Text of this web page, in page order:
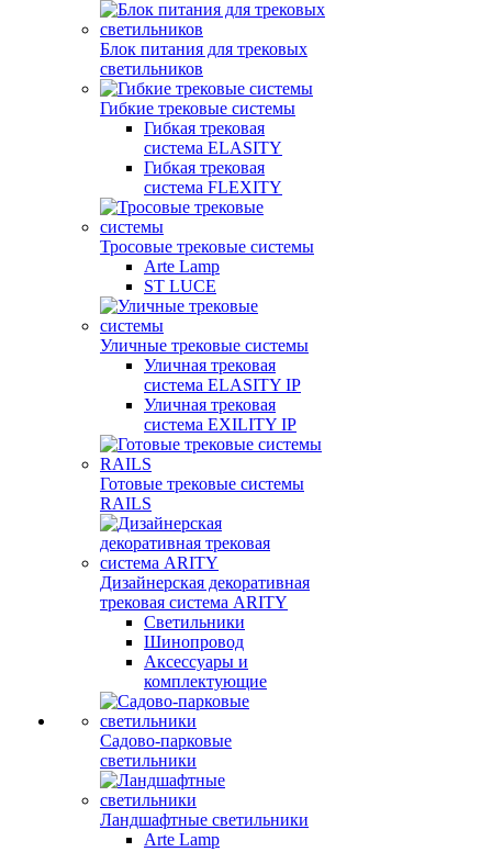
Блок питания для трековых
светильников
Гибкие трековые системы
Гибкая трековая
система ELASITY
Гибкая трековая
система FLEXITY
Тросовые трековые системы
Arte Lamp
ST LUCE
Уличные трековые системы
Уличная трековая
система ELASITY IP
Уличная трековая
система EXILITY IP
Готовые трековые системы
RAILS
Дизайнерская декоративная
трековая система ARITY
Светильники
Шинопровод
Аксессуары и
комплектующие
Садово-парковые
светильники
Ландшафтные светильники
Arte Lamp